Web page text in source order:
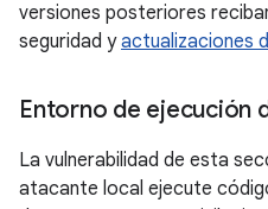
versiones posteriores
seguridad yactualizaciones
Entorno de ejecución
La vulnerabilidad de esta
atacante local ejecute